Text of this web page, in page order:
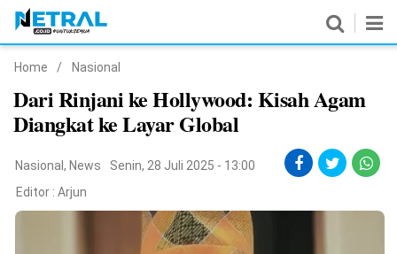
Nasional
Pemerintahan
Politik
Home / Nasional
Dari Rinjani ke Hollywood: Kisah Agam
Diangkat ke Layar Global
Nasional , News
Senin, 28 Juli 2025 - 13:00
Editor : Arjun